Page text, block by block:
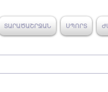
ՏԱՐԱԾԱՇՐՋԱՆ ՍՊՈՐՏ